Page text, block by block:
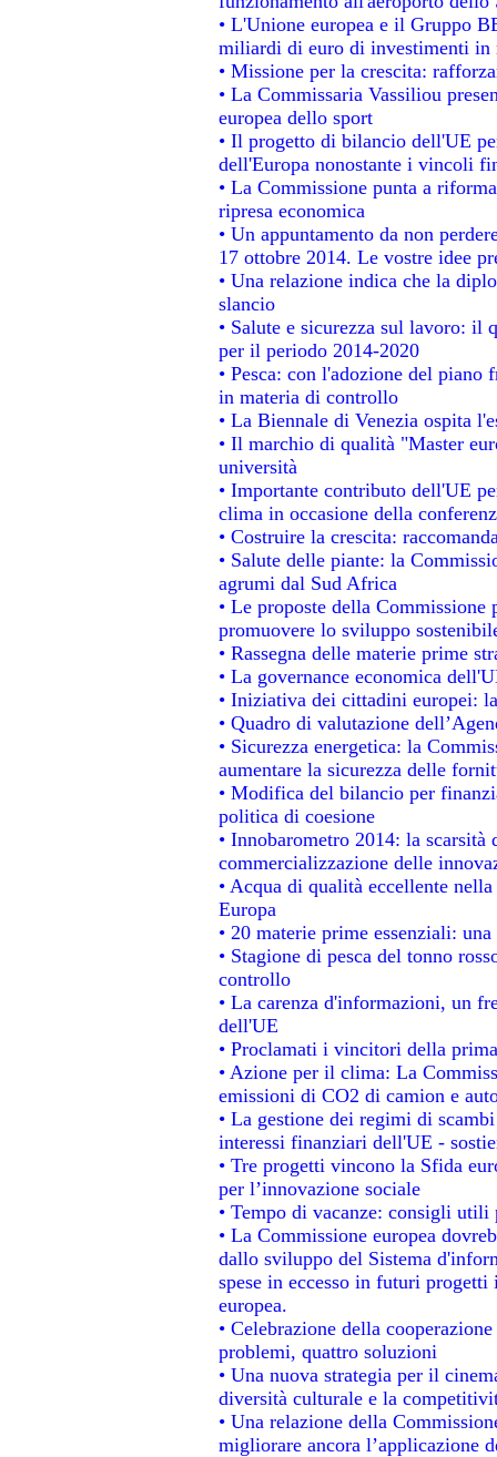
• L'Unione europea e il Gruppo
miliardi di euro di investimenti in
• Missione per la crescita:
• La Commissaria Vassiliou
europea dello sport
• Il progetto di bilancio dell'UE
dell'Europa nonostante i vincoli
• La Commissione punta a
ripresa economica
• Un appuntamento da non
17 ottobre 2014. Le vostre idee
• Una relazione indica che la
slancio
• Salute e sicurezza sul lavoro:
per il periodo 2014-2020
• Pesca: con l'adozione del
in materia di controllo
• La Biennale di Venezia ospita
• Il marchio di qualità "Master
università
• Importante contributo dell'UE
clima in occasione della
• Costruire la crescita:
• Salute delle piante: la
agrumi dal Sud Africa
• Le proposte della
promuovere lo sviluppo
• Rassegna delle materie prime
• La governance economica
• Iniziativa dei cittadini europei:
• Quadro di valutazione
• Sicurezza energetica: la
aumentare la sicurezza delle
• Modifica del bilancio per
politica di coesione
• Innobarometro 2014: la
commercializzazione delle
• Acqua di qualità eccellente
Europa
• 20 materie prime essenziali:
• Stagione di pesca del tonno
controllo
• La carenza d'informazioni, un
dell'UE
• Proclamati i vincitori della
• Azione per il clima: La
emissioni di CO2 di camion e
• La gestione dei regimi di
interessi finanziari dell'UE -
• Tre progetti vincono la Sfida
per l’innovazione sociale
• Tempo di vacanze: consigli utili
• La Commissione europea
dallo sviluppo del Sistema
spese in eccesso in futuri
europea.
• Celebrazione della
problemi, quattro soluzioni
• Una nuova strategia per il
diversità culturale e la
• Una relazione della
migliorare ancora l’applicazione